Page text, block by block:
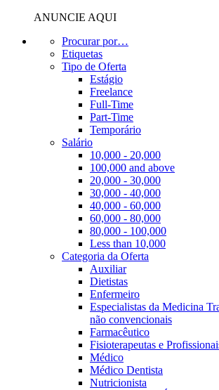
ANUNCIE AQUI
Procurar por…
Etiquetas
Tipo de Oferta
Estágio
Freelance
Full-Time
Part-Time
Temporário
Salário
10,000 - 20,000
100,000 and above
20,000 - 30,000
30,000 - 40,000
40,000 - 60,000
60,000 - 80,000
80,000 - 100,000
Less than 10,000
Categoria da Oferta
Auxiliar
Dietistas
Enfermeiro
Especialistas da Medicina
não convencionais
Farmacêutico
Fisioterapeutas e
Médico
Médico Dentista
Nutricionista